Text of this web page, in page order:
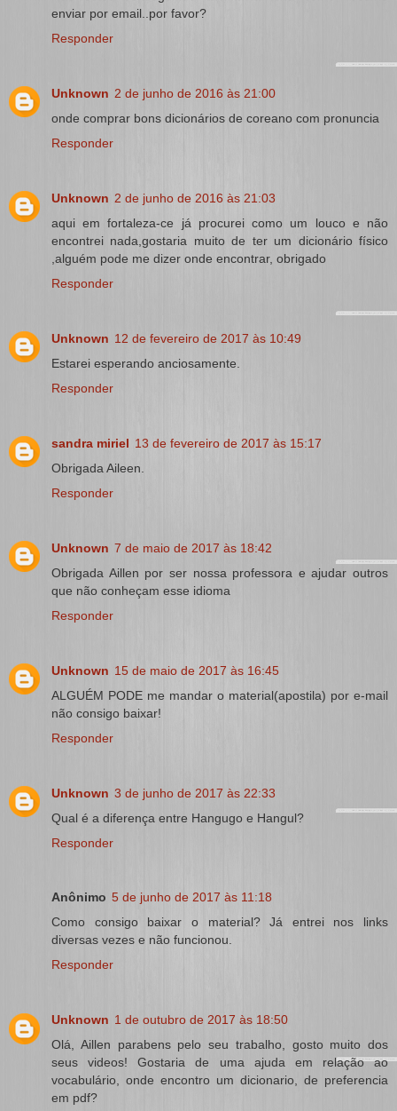
enviar por email..por favor?
Responder
Unknown 2 de junho de 2016 às 21:00
onde comprar bons dicionários de coreano com pronuncia
Responder
Unknown 2 de junho de 2016 às 21:03
aqui em fortaleza-ce já procurei como um louco e não
encontrei nada,gostaria muito de ter um dicionário físico
,alguém pode me dizer onde encontrar, obrigado
Responder
Unknown 12 de fevereiro de 2017 às 10:49
Estarei esperando anciosamente.
Responder
sandra miriel 13 de fevereiro de 2017 às 15:17
Obrigada Aileen.
Responder
Unknown 7 de maio de 2017 às 18:42
Obrigada Aillen por ser nossa professora e ajudar outros
que não conheçam esse idioma
Responder
Unknown 15 de maio de 2017 às 16:45
ALGUÉM PODE me mandar o material(apostila) por e-mail
não consigo baixar!
Responder
Unknown 3 de junho de 2017 às 22:33
Qual é a diferença entre Hangugo e Hangul?
Responder
Anônimo 5 de junho de 2017 às 11:18
Como consigo baixar o material? Já entrei nos links
diversas vezes e não funcionou.
Responder
Unknown 1 de outubro de 2017 às 18:50
Olá, Aillen parabens pelo seu trabalho, gosto muito dos
seus videos! Gostaria de uma ajuda em relação ao
vocabulário, onde encontro um dicionario, de preferencia
em pdf?